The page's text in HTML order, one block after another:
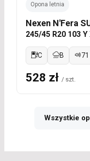
Opona letnia
Nexen N'Fera
245/45 R20 103 Y
C B
528 zł / szt.
Wszystkie